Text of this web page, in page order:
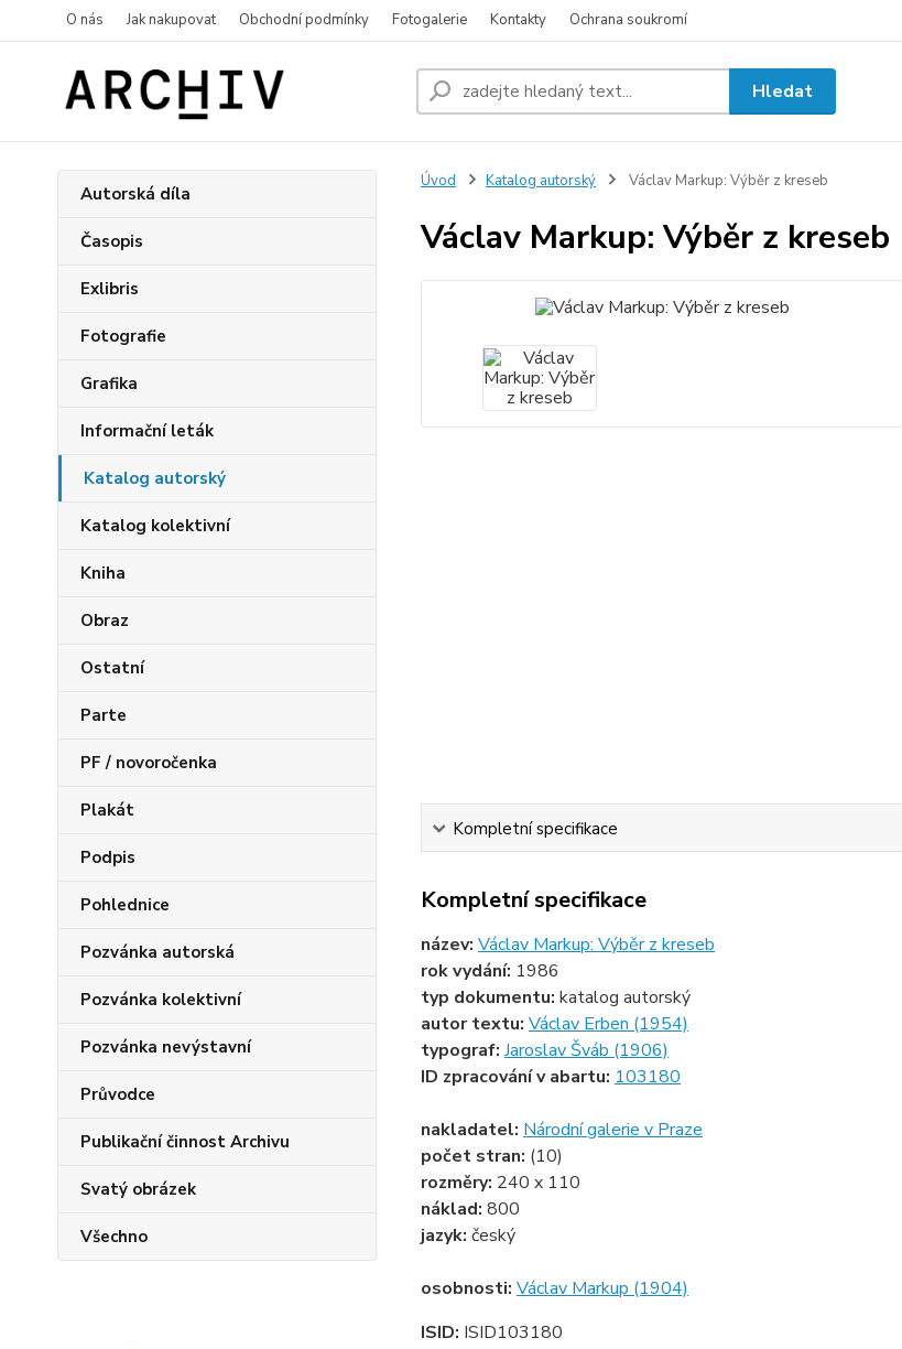
O nás Jak nakupovat Obchodní podmínky Fotogalerie Kontakty Ochrana soukromí
Hledat
Autorská díla
Časopis
Exlibris
Fotografie
Grafika
Informační leták
Katalog autorský
Katalog kolektivní
Kniha
Obraz
Ostatní
Parte
PF / novoročenka
Plakát
Podpis
Pohlednice
Pozvánka autorská
Pozvánka kolektivní
Pozvánka nevýstavní
Průvodce
Publikační činnost Archivu
Svatý obrázek
Všechno
Úvod Katalog autorský Václav Markup: Výběr z kreseb
Václav Markup: Výběr z kreseb
Kompletní specifikace
Kompletní specifikace
název: Václav Markup: Výběr z kreseb
rok vydání: 1986
typ dokumentu: katalog autorský
autor textu: Václav Erben (1954)
typograf: Jaroslav Šváb (1906)
ID zpracování v abartu: 103180
nakladatel: Národní galerie v Praze
počet stran: (10)
rozměry: 240 x 110
náklad: 800
jazyk: český
osobnosti: Václav Markup (1904)
ISID: ISID103180